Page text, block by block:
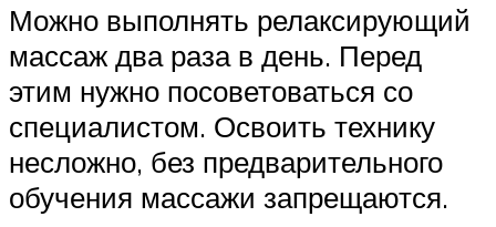
Можно выполнять релаксирующий
массаж два раза в день. Перед
этим нужно посоветоваться со
специалистом. Освоить технику
несложно, без предварительного
обучения массажи запрещаются.